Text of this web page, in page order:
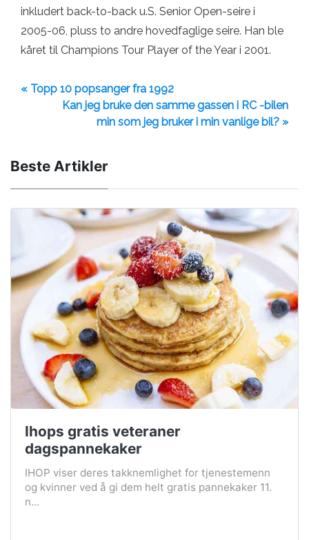
inkludert back-to-back u.S. Senior Open-seire i
2005-06, pluss to andre hovedfaglige seire. Han ble
kåret til Champions Tour Player of the Year i 2001.
« Topp 10 popsanger fra 1992
Kan jeg bruke den samme gassen i RC -bilen
min som jeg bruker i min vanlige bil? »
Beste Artikler
Ihops gratis veteraner
dagspannekaker
IHOP viser deres takknemlighet for tjenestemenn
og kvinner ved å gi dem helt gratis pannekaker 11.
n...